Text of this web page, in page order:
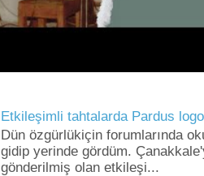
Etkileşimli tahtalarda Pardus
Dün özgürlükiçin forumlarında
gidip yerinde gördüm.
gönderilmiş olan etkileşi...